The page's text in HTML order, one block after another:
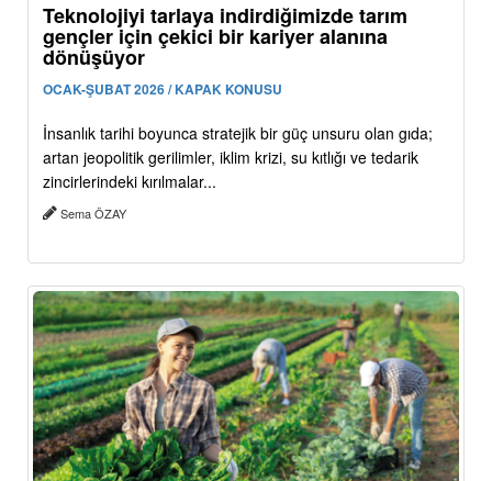
Teknolojiyi tarlaya indirdiğimizde tarım
gençler için çekici bir kariyer alanına
dönüşüyor
OCAK-ŞUBAT 2026 / KAPAK KONUSU
İnsanlık tarihi boyunca stratejik bir güç unsuru olan gıda;
artan jeopolitik gerilimler, iklim krizi, su kıtlığı ve tedarik
zincirlerindeki kırılmalar...
Sema ÖZAY